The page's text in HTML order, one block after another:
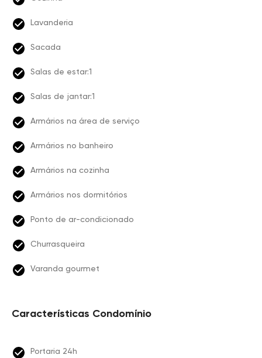
Lavanderia
Sacada
Salas de estar:1
Salas de jantar:1
Armários na área de serviço
Armários no banheiro
Armários na cozinha
Armários nos dormitórios
Ponto de ar-condicionado
Churrasqueira
Varanda gourmet
Características Condomínio
Portaria 24h